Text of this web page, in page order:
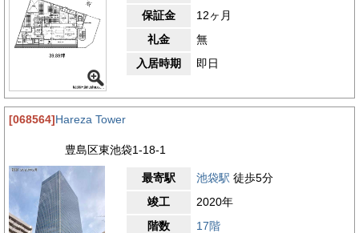
保証金
12ヶ月
礼金
無
入居時期
即日
[068564]Hareza Tower
豊島区東池袋1-18-1
最寄駅 池袋駅 徒歩5分
竣工
2020年
階数
17階